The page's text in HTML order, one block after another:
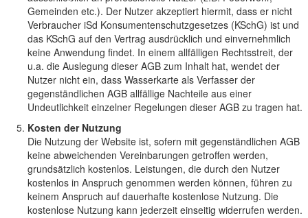
Gemeinden etc.). Der Nutzer akzeptiert hiermit, dass er nicht
Verbraucher iSd Konsumentenschutzgesetzes (KSchG) ist und
das KSchG auf den Vertrag ausdrücklich und einvernehmlich
keine Anwendung findet. In einem allfälligen Rechtsstreit, der
u.a. die Auslegung dieser AGB zum Inhalt hat, wendet der
Nutzer nicht ein, dass Wasserkarte als Verfasser der
gegenständlichen AGB allfällige Nachteile aus einer
Undeutlichkeit einzelner Regelungen dieser AGB zu tragen hat.
Kosten der Nutzung
Die Nutzung der Website ist, sofern mit gegenständlichen AGB
keine abweichenden Vereinbarungen getroffen werden,
grundsätzlich kostenlos. Leistungen, die durch den Nutzer
kostenlos in Anspruch genommen werden können, führen zu
keinem Anspruch auf dauerhafte kostenlose Nutzung. Die
kostenlose Nutzung kann jederzeit einseitig widerrufen werden.